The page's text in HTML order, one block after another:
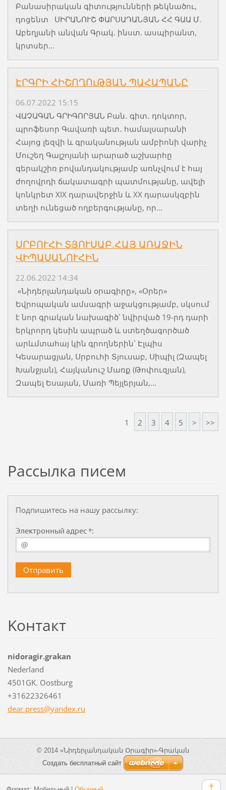
Բանասիրական գիտությունների թեկնածու,
դոցենտ ՍԻՐԱՆՈՒՇ ՓԱՐՍԱԴԱՆՅԱՆ ՀՀ ԳԱԱ Մ.
Աբեղյանի անվան Գրակ. ինստ. ասպիրանտ,
կրտսեր...
ԷՐԳՐԻ ՀԻՇՈՂՈւԹՅԱՆ ՊԱՀԱՊԱՆԸ
06.07.2022 15:15
ՎԱՉԱԳԱՆ ԳՐԻԳՈՐՅԱՆ Բան․ գիտ․ դոկտոր,
պրոֆեսոր Գավառի պետ․ համալսարանի
Հայոց լեզվի և գրականության ամբիոնի վարիչ
Մուշեղ Գալշոյանի արարած աշխարհը
գերակշիռ բովանդակությամբ առնչվում է հայ
ժողովրդի ճակատագրի պատմությանը, ավելի
կոնկրետ XIX դարավերջին և XX դարասկզբին
տեղի ունեցած ողբերգությանը, որ...
ՍՐԲՈՒՀԻ ՏՅՈՒՍԱԲ.ՀԱՅ ԱՌԱՋԻՆ
ՎԻՊԱՍԱՆՈՒՀԻՆ
22.06.2022 14:34
«Նիդերլանդական օրագիրը», «Օրեր»
Եվրոպական ամսագրի աջակցությամբ, սկսում
է նոր գրական նախագիծ՝ նվիրված 19-րդ դարի
երկրորդ կեսին ապրած և ստեղծագործած
արևմտահայ կին գրողներին՝ Էլպիս
Կեսարացյան, Սրբուհի Տյուսաբ, Սիպիլ (Զապել
Խանջյան), Հայկանուշ Մառք (Թոփուզյան),
Զապել Եսայան, Մառի Պեյլերյան,...
1 2 3 4 5 > >>
Рассылка писем
Подпишитесь на нашу рассылку:
Электронный адрес *:
Koнтакт
nidoragir.grakan
Nederland
4501GK. Oostburg
+31622326461
dear.press@yandex.ru
© 2014 «Նիդերլանդական Օրագիր»-Գրական
Создать бесплатный сайт